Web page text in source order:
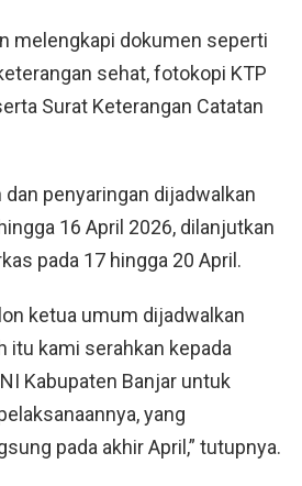
melengkapi dokumen seperti
sehat, fotokopi KTP
Surat Keterangan Catatan
dan penyaringan dijadwalkan
16 April 2026, dilanjutkan
pada 17 hingga 20 April.
ketua umum dijadwalkan
itu kami serahkan kepada
Kabupaten Banjar untuk
yang
pada akhir April,” tutupnya.